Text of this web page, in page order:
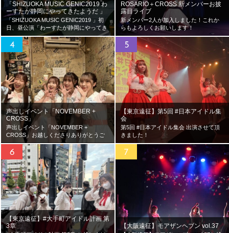
「SHIZUOKA MUSIC GENIC2019 わ
ーすたが静岡にやってきたようだ 」
「SHIZUOKA MUSIC GENIC2019 」初
日、昼公演「わーすたが静岡にやってき
たようだ」終了！ご来場頂きありがとう
ございました！
ROSARIO＋CROSS 新メンバーお披
露目ライブ
新メンバー2人が加入しました！これか
らもよろしくお願いします！
声出しイベント「NOVEMBER +
CROSS」
声出しイベント「NOVEMBER +
CROSS」お越しくださりありがとうご
ざいました！
【東京遠征】第5回 #日本アイドル集
会
第5回 #日本アイドル集会 出演させて頂
きました！
【東京遠征】#大手町アイドル計画 第
3章
【大阪遠征】モアザンヘブン vol.37